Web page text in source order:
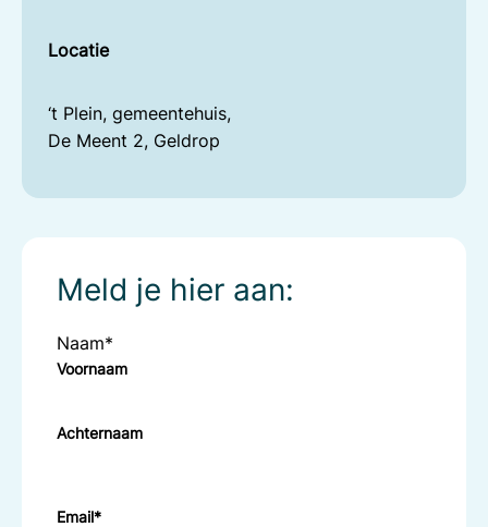
Locatie
‘t Plein, gemeentehuis,
De Meent 2, Geldrop
Meld je hier aan:
Naam*
Voornaam
Achternaam
Email*